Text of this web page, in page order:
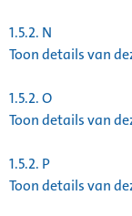
1.5.2. N
Toon details van
1.5.2.O
Toon details van
1.5.2. P
Toon details van